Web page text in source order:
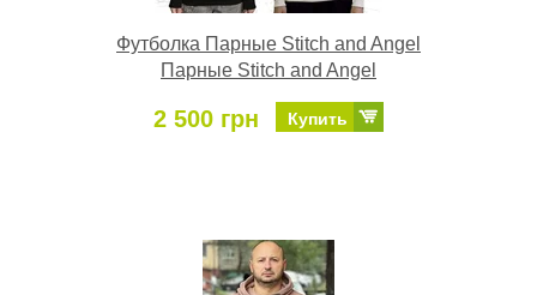
Футболка Парные Stitch and Angel
Парные Stitch and Angel
2 500 грн Купить